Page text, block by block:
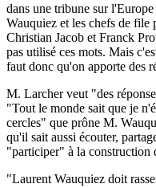
dans une tribune sur
Wauquiez et les chefs de
Christian Jacob et Franck
pas utilisé ces mots. Mais
faut donc qu'on apporte des
M. Larcher veut "des
"Tout le monde sait que je
cercles" que prône M.
qu'il sait aussi écouter,
"participer" à la construction
"Laurent Wauquiez doit